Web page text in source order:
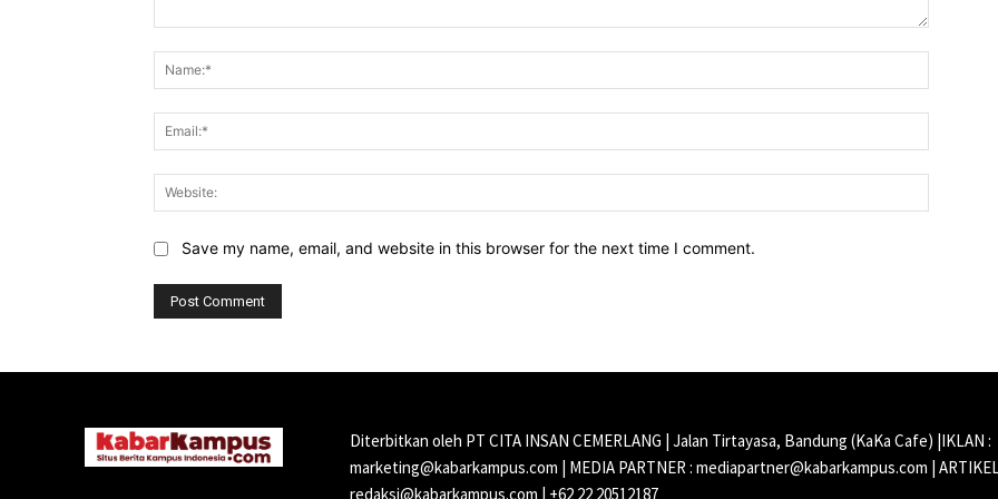
Save my name, email, and website in this browser for the next time I comment.
Diterbitkan oleh PT CITA INSAN CEMERLANG | Jalan Tirtayasa, Bandung (KaKa Cafe) |IKLAN :
marketing@kabarkampus.com | MEDIA PARTNER : mediapartner@kabarkampus.com |
redaksi@kabarkampus.com | +62 22 20512187